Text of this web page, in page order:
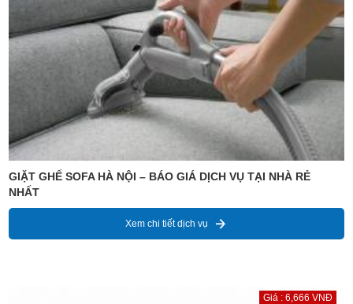
GIẶT GHẾ SOFA HÀ NỘI – BÁO GIÁ DỊCH VỤ TẠI NHÀ RẺ
NHẤT
Xem chi tiết dịch vụ
Giá : 6,666 VNĐ